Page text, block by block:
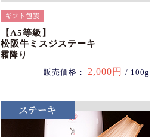
【A5等級】
松阪牛ミスジステーキ
霜降り
販売価格： 2,000円 / 100g